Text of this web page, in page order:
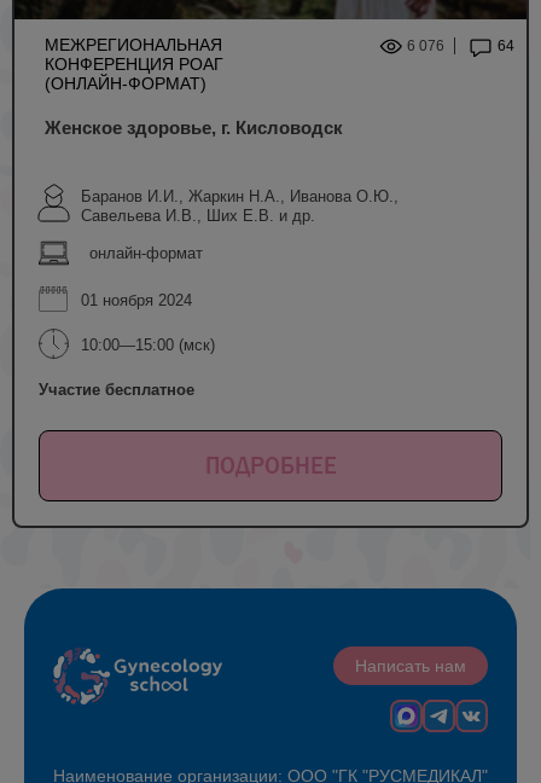
МЕЖРЕГИОНАЛЬНАЯ
КОНФЕРЕНЦИЯ РОАГ
(ОНЛАЙН-ФОРМАТ)
6 076 64
Женское здоровье, г. Кисловодск
Баранов И.И., Жаркин Н.А., Иванова О.Ю.,
Савельева И.В., Ших Е.В. и др.
онлайн-формат
01 ноября 2024
10:00—15:00 (мск)
Участие бесплатное
ПОДРОБНЕЕ
Написать нам
Наименование организации: ООО "ГК "РУСМЕДИКАЛ"